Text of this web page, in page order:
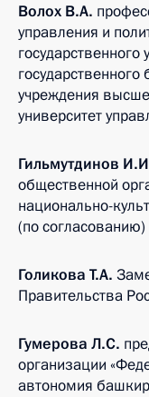
Волох В.А.
управления и
учреждения
университет
Гильмутдинов
общественной
национально-
(по согласованию)
Голикова Т.А.
Правительства
Гумерова Л.С.
организации
автономия